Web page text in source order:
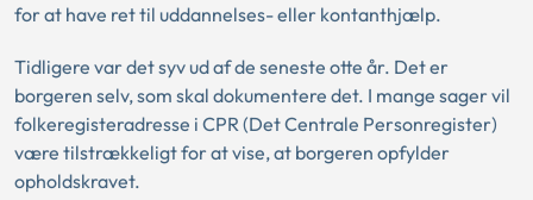
for at have ret til uddannelses- eller kontanthjælp.
Tidligere var det syv ud af de seneste otte år. Det er
borgeren selv, som skal dokumentere det. I mange sager vil
folkeregisteradresse i CPR (Det Centrale Personregister)
være tilstrækkeligt for at vise, at borgeren opfylder
opholdskravet.